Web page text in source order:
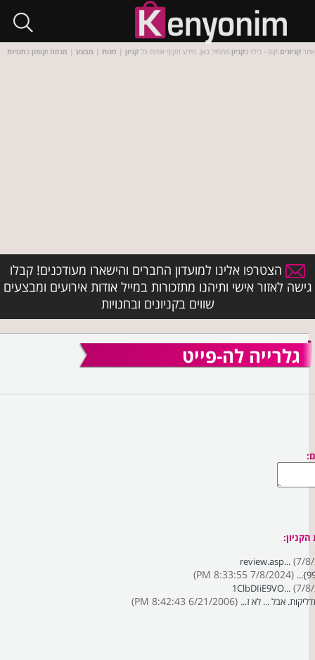
אתר קניונים.קום - בילוי בקניון מתחיל כאן. מידע מקיף אודות כל קניון | חנות | מבצע | הנחה וקופון בחנויות
הצטרפו אלינו למועדון החברים והישארו מעודכנים! קבלו
גישה לאזור אישי ותיהנו מתזכורות במייל אודות אירועים ומבצעים
שווים בקניונים ובחנויות
גלרייה לה-פייט
review.asp... (7/
(7/8/2024 8:33:55 PM)
1ClbDIiE9VO... (7/
אבל ... לא ז... (6/21/2006 8:42:43 PM)